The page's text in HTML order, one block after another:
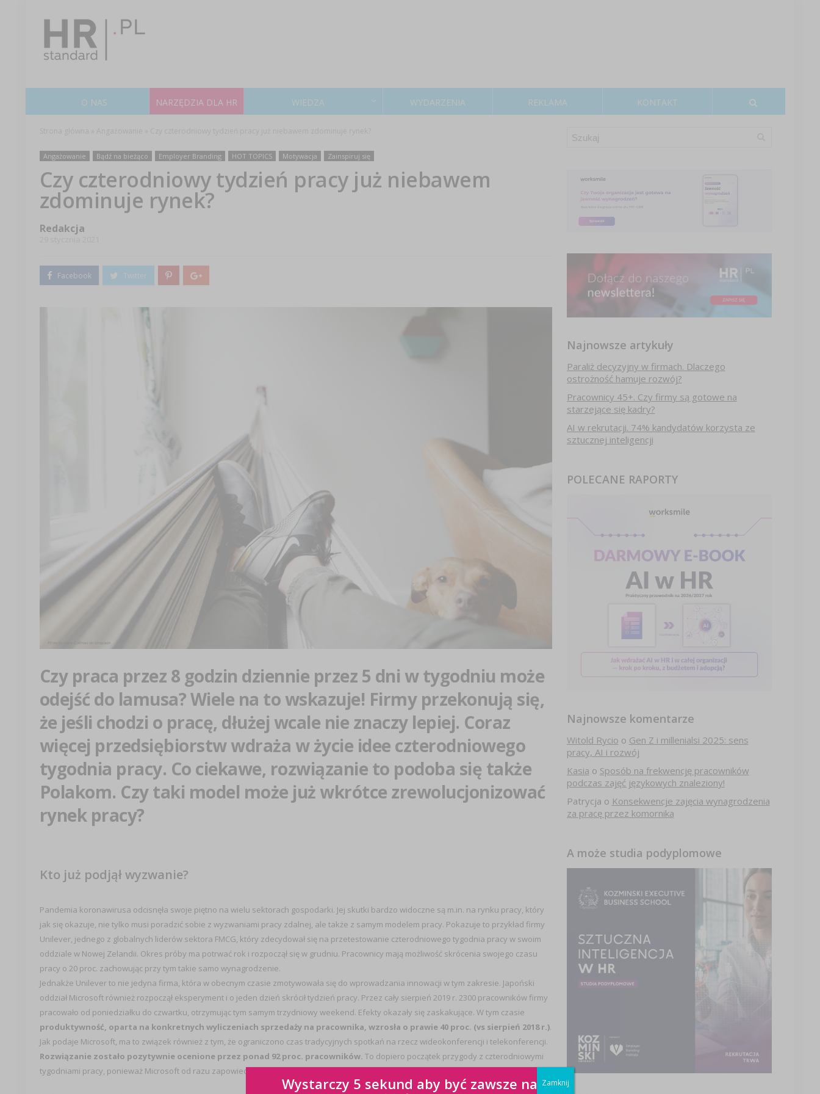
O NAS NARZĘDZIA DLA HR WIEDZA WYDARZENIA REKLAMA KONTAKT
Angażowanie Bądź na bieżąco Employer Branding HOT TOPICS Motywacja Zainspiruj się
Czy czterodniowy tydzień pracy już niebawem
zdominuje rynek?
Redakcja
Czy praca przez 8 godzin dziennie przez 5 dni w tygodniu może
odejść do lamusa? Wiele na to wskazuje! Firmy przekonują się,
że jeśli chodzi o pracę, dłużej wcale nie znaczy lepiej. Coraz
więcej przedsiębiorstw wdraża w życie idee czterodniowego
tygodnia pracy. Co ciekawe, rozwiązanie to podoba się także
Polakom. Czy taki model może już wkrótce zrewolucjonizować
rynek pracy?
Kto już podjął wyzwanie?
Pandemia koronawirusa odcisnęła swoje piętno na wielu sektorach gospodarki. Jej skutki bardzo widoczne są m.in. na rynku pracy, który
jak się okazuje, nie tylko musi poradzić sobie z wyzwaniami pracy zdalnej, ale także z samym modelem pracy. Pokazuje to przykład firmy
Unilever, jednego z globalnych liderów sektora FMCG, który zdecydował się na przetestowanie czterodniowego tygodnia pracy w swoim
oddziale w Nowej Zelandii. Okres próby ma potrwać rok i rozpoczął się w grudniu. Pracownicy mają możliwość skrócenia swojego czasu
pracy o 20 proc. zachowując przy tym takie samo wynagrodzenie.
Jednakże Unilever to nie jedyna firma, która w obecnym czasie zmotywowała się do wprowadzania innowacji w tym zakresie. Japoński
oddział Microsoft również rozpoczął eksperyment i o jeden dzień skrócił tydzień pracy. Przez cały sierpień 2019 r. 2300 pracowników firmy
pracowało od poniedziałku do czwartku, otrzymując tym samym trzydniowy weekend. Efekty okazały się zaskakujące. W tym czasie
produktywność, oparta na konkretnych wyliczeniach sprzedaży na pracownika, wzrosła o prawie 40 proc. (vs sierpień 2018 r.).
Jak podaje Microsoft, ma to związek również z tym, że ograniczono czas tradycyjnych spotkań na rzecz wideokonferencji i telekonferencji.
Rozwiązanie zostało pozytywnie ocenione przez ponad 92 proc. pracowników. To dopiero początek przygody z czterodniowymi
tygodniami pracy, ponieważ Microsoft od razu zapowiedział kolejne etapy testowania i wdrażania tego systemu.
Najnowsze artykuły
Paraliż decyzyjny w firmach. Dlaczego
ostrożność hamuje rozwój?
Pracownicy 45+. Czy firmy są gotowe na
starzejące się kadry?
AI w rekrutacji. 74% kandydatów korzysta ze
sztucznej inteligencji
POLECANE RAPORTY
Najnowsze komentarze
Witold Rycio o Gen Z i millenialsi 2025: sens
pracy, AI i rozwój
Kasia o Sposób na frekwencję pracowników
podczas zajęć językowych znaleziony!
Patrycja o Konsekwencje zajęcia wynagrodzenia
za pracę przez komornika
A może studia podyplomowe
Wystarczy 5 sekund aby być zawsze na Zamknij